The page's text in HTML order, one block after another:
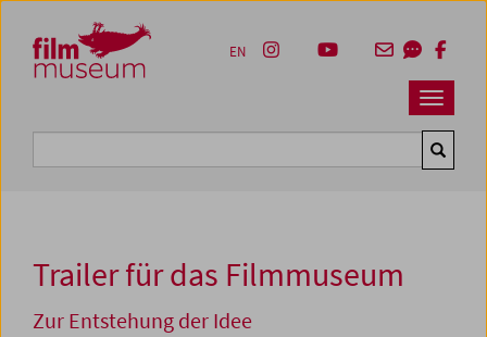
Zum Inhalt
Zum Hauptmenü
Zur Servicenavigation
Zum Suche
Navbar
EN
Trailer für das Filmmuseum
Zur Entstehung der Idee